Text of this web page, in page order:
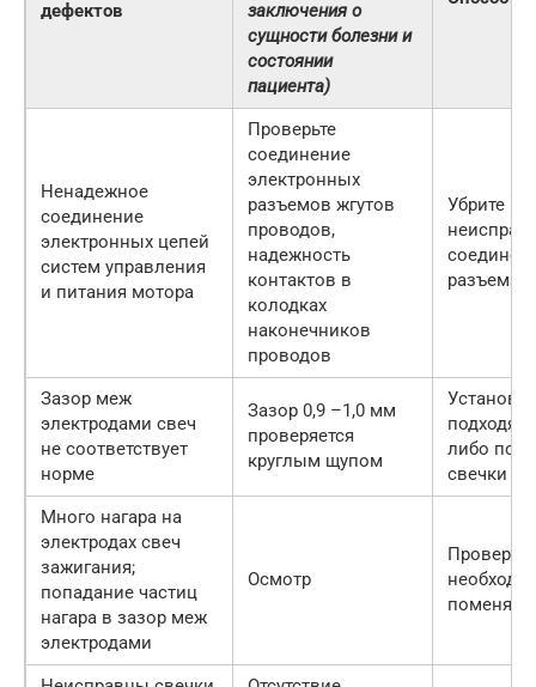
дефектов
заключения о
сущности болезни и
состоянии
пациента)
Ненадежное
соединение
электронных цепей
систем управления
и питания мотора
Проверьте
соединение
электронных
разъемов жгутов
проводов,
надежность
контактов в
колодках
наконечников
проводов
Убрите
разъемах
Зазор меж
электродами свеч
не соответствует
норме
Зазор 0,9 –1,0 мм
проверяется
круглым щупом
либо
свечки
Много нагара на
электродах свеч
зажигания;
попадание частиц
нагара в зазор меж
электродами
Осмотр